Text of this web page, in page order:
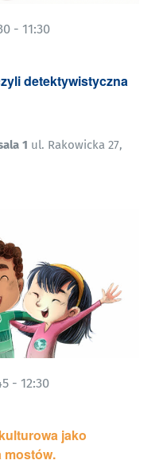
detektywistyczna
- 11:30
1 ul. Rakowicka 27,
jako
mostów.
- 12:30